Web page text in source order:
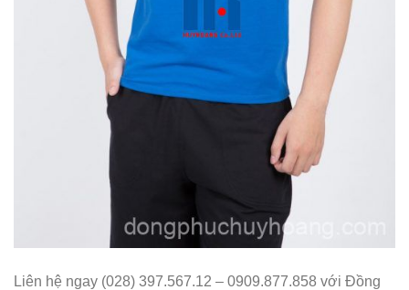
Liên hệ ngay (028) 397.567.12 – 0909.877.858 với Đồng